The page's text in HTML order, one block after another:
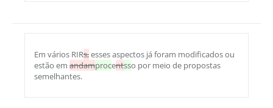
Em vários RIRs,esses aspectos já foram modificados ou
estão em andamprocentsso por meio de propostas
semelhantes.